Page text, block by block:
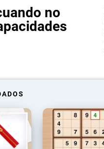
no